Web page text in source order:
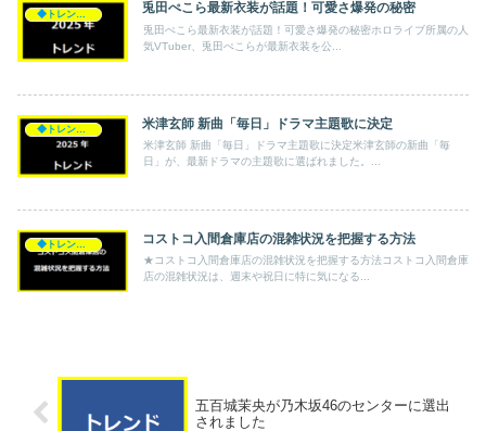
兎田ぺこら最新衣装が話題！可愛さ爆発の秘密
兎田ぺこら最新衣装が話題！可愛さ爆発の秘密ホロライブ所属の人
気VTuber、兎田ぺこらが最新衣装を公...
米津玄師 新曲「毎日」ドラマ主題歌に決定
米津玄師 新曲「毎日」ドラマ主題歌に決定米津玄師の新曲「毎
日」が、最新ドラマの主題歌に選ばれました。...
コストコ入間倉庫店の混雑状況を把握する方法
★コストコ入間倉庫店の混雑状況を把握する方法コストコ入間倉庫
店の混雑状況は、週末や祝日に特に気になる...
五百城茉央が乃木坂46のセンターに選出
されました